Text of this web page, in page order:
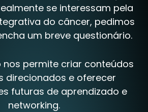
se interessam pela
do câncer, pedimos
um breve questionário.
nos permite criar conteúdos
direcionados e oferecer
futuras de aprendizado e
networking.